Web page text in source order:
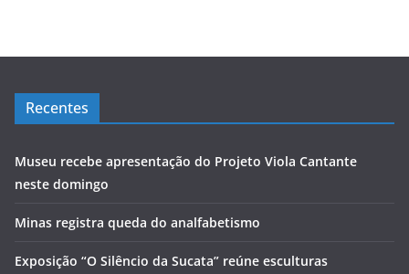
Recentes
Museu recebe apresentação do Projeto Viola Cantante
neste domingo
Minas registra queda do analfabetismo
Exposição “O Silêncio da Sucata” reúne esculturas